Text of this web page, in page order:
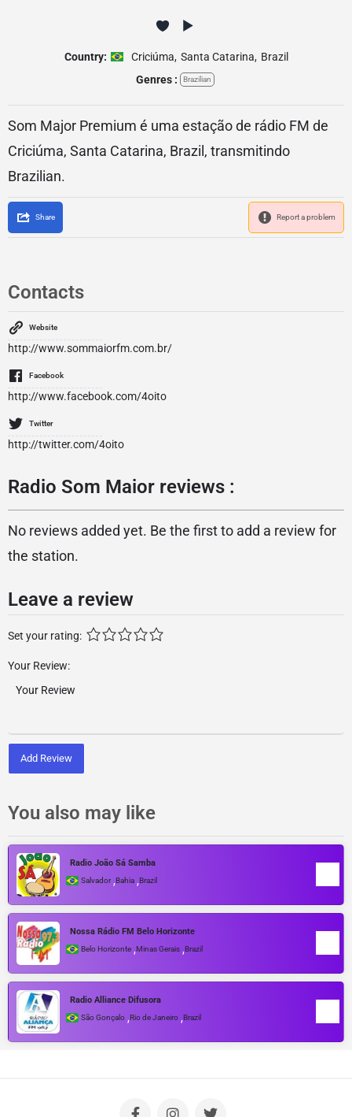
Country: Criciúma, Santa Catarina, Brazil
Genres :
Brazilian
Som Major Premium é uma estação de rádio FM de
Criciúma, Santa Catarina, Brazil, transmitindo
Brazilian.
Share Report a problem
Contacts
Website
http://www.sommaiorfm.com.br/
Facebook
http://www.facebook.com/4oito
Twitter
http://twitter.com/4oito
Radio Som Maior reviews :
No reviews added yet. Be the first to add a review for
the station.
Leave a review
Set your rating:
Your Review:
Add Review
You also may like
Radio João Sá Samba
Salvador ,Bahia ,Brazil
Nossa Rádio FM Belo Horizonte
Belo Horizonte ,Minas Gerais ,Brazil
Radio Alliance Difusora
São Gonçalo ,Rio de Janeiro ,Brazil